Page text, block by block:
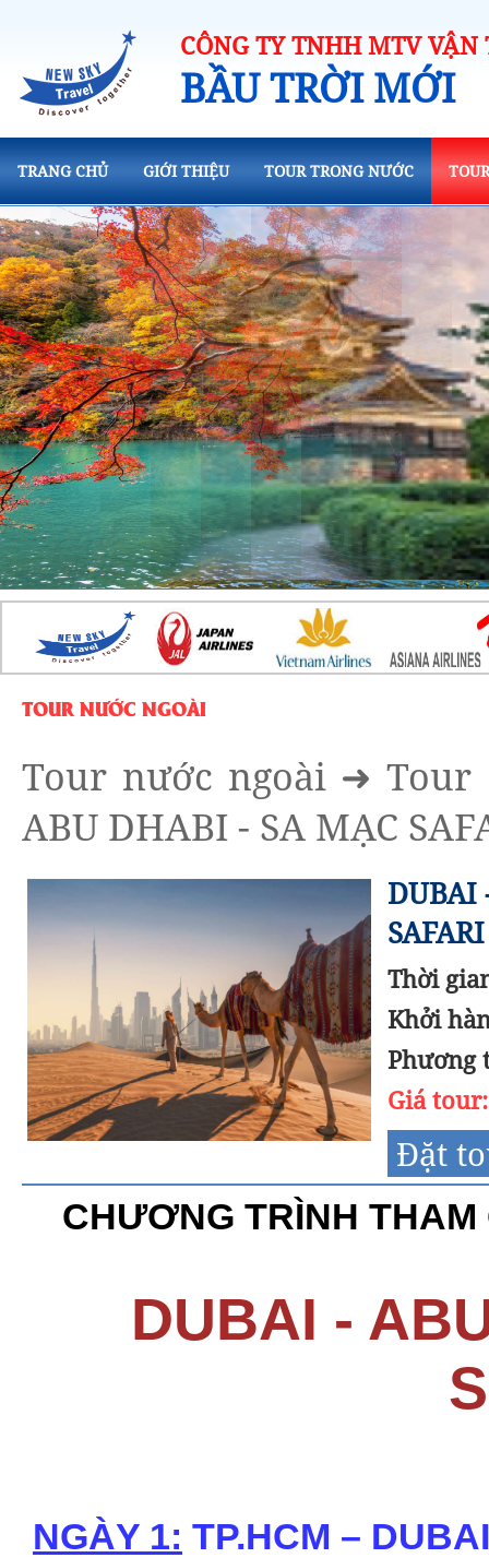
CÔNG TY TNHH MTV
BẦU TRỜI MỚI
TRANG CHỦ GIỚI THIỆU TOUR TRONG NƯỚC
TOUR NƯỚC NGOÀI
Tour nước ngoài➜Tour
ABU DHABI - SA MẠC
DUBAI
Thời
Khởi
Phương
Giá
Đặt
CHƯƠNG TRÌNH
DUBAI -
NGÀY 1: TP.HCM –